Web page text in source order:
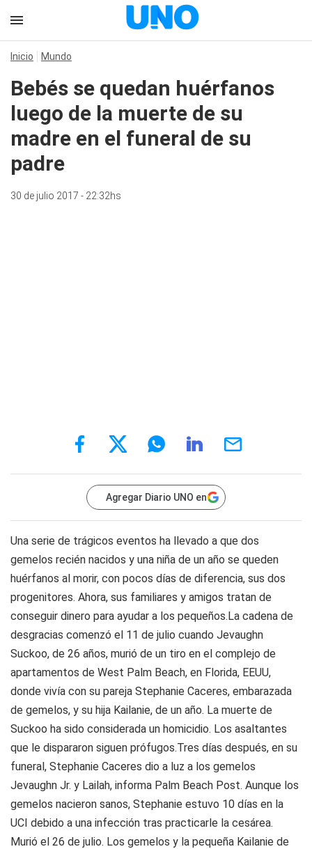
Inicio Mundo
Bebés se quedan huérfanos
luego de la muerte de su
madre en el funeral de su
padre
30 de julio 2017 - 22:32hs
Agregar Diario UNO en
Una serie de trágicos eventos ha llevado a que dos
gemelos recién nacidos y una niña de un año se queden
huérfanos al morir, con pocos días de diferencia, sus dos
progenitores. Ahora, sus familiares y amigos tratan de
conseguir dinero para ayudar a los pequeños.La cadena de
desgracias comenzó el 11 de julio cuando Jevaughn
Suckoo, de 26 años, murió de un tiro en el complejo de
apartamentos de West Palm Beach, en Florida, EEUU,
donde vivía con su pareja Stephanie Caceres, embarazada
de gemelos, y su hija Kailanie, de un año. La muerte de
Suckoo ha sido considerada un homicidio. Los asaltantes
que le dispararon siguen prófugos.Tres días después, en su
funeral, Stephanie Caceres dio a luz a los gemelos
Jevaughn Jr. y Lailah, informa Palm Beach Post. Aunque los
gemelos nacieron sanos, Stephanie estuvo 10 días en la
UCI debido a una infección tras practicarle la cesárea.
Murió el 26 de julio. Los gemelos y la pequeña Kailanie de